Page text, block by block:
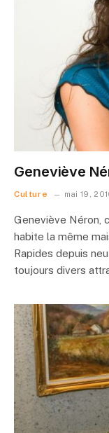
Geneviève
Culture mai 19,
Geneviève Néron,
habite la même
Rapides depuis
toujours divers